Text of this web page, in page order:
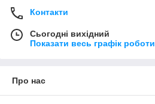
Контакти
Сьогодні вихідний
Показати весь графік роботи
Про нас